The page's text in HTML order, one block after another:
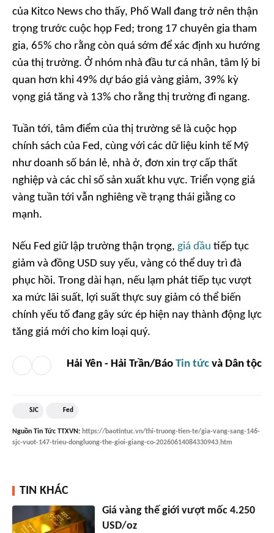
của Kitco News cho thấy, Phố Wall đang trở nên thận
trọng trước cuộc họp Fed; trong 17 chuyên gia tham
gia, 65% cho rằng còn quá sớm để xác định xu hướng
của thị trường. Ở nhóm nhà đầu tư cá nhân, tâm lý bi
quan hơn khi 49% dự báo giá vàng giảm, 39% kỳ
vọng giá tăng và 13% cho rằng thị trường đi ngang.
Tuần tới, tâm điểm của thị trường sẽ là cuộc họp
chính sách của Fed, cùng với các dữ liệu kinh tế Mỹ
như doanh số bán lẻ, nhà ở, đơn xin trợ cấp thất
nghiệp và các chỉ số sản xuất khu vực. Triển vọng giá
vàng tuần tới vẫn nghiêng về trạng thái giằng co
mạnh.
Nếu Fed giữ lập trường thận trọng, giá dầu tiếp tục
giảm và đồng USD suy yếu, vàng có thể duy trì đà
phục hồi. Trong dài hạn, nếu lạm phát tiếp tục vượt
xa mức lãi suất, lợi suất thực suy giảm có thể biến
chính yếu tố đang gây sức ép hiện nay thành động lực
tăng giá mới cho kim loại quý.
Hải Yên - Hải Trần/Báo Tin tức và Dân tộc
SJC Fed
Nguồn Tin Tức TTXVN: https://baotintuc.vn/thi-truong-tien-te/gia-vang-sang-146-
sjc-vuot-147-trieu-dongluong-the-gioi-giang-co-20260614084330943.htm
TIN KHÁC
Giá vàng thế giới vượt mốc 4.250
USD/oz